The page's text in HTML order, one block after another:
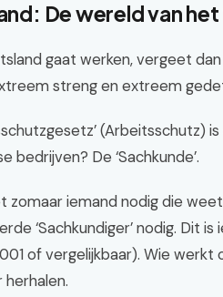
De wereld van het
gaat werken, vergeet
streng en extreem
(Arbeitsschutz)
bedrijven? De ‘Sachkunde’.
zomaar iemand nodig die
‘Sachkundiger’ nodig. Dit
of vergelijkbaar). Wie
herhalen.